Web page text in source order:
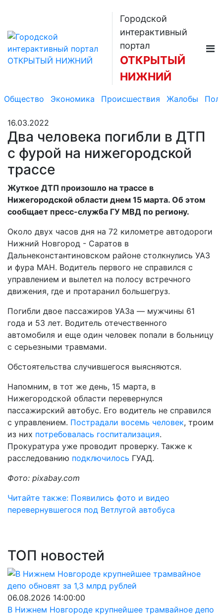
Городской
интерактивный
портал
ОТКРЫТЫЙ
НИЖНИЙ
Общество Экономика Происшествия Жалобы
16.03.2022
Два человека погибли в ДТП
с фурой на нижегородской
трассе
Жуткое ДТП произошло на трассе в
Нижегородской области днем 15 марта. Об этом
сообщает пресс-служба ГУ МВД по региону.
Около двух часов дня на 72 километре автодороги
Нижний Новгород - Саратов в
Дальнеконстантиновском районе столкнулись УАЗ
и фура МАН. Водитель первого не справился с
управлением и вылетел на полосу встречного
движения, где и протаранил большегруз.
Погибли двое пассажиров УАЗа — мужчины 61
года и 53 лет. Водитель отечественного
автомобиля и еще один человек попали в больницу
с серьезными травмами.
Обстоятельства случившегося выясняются.
Напомним, в тот же день, 15 марта, в
Нижегородской области перевернулся
пассажирский автобус. Его водитель не справился
с управлением. Пострадали восемь человек, троим
из них потребовалась госпитализация.
Прокуратура уже проводит проверку. Также к
расследованию подключилось ГУАД.
Фото: pixabay.com
Читайте также: Появились фото и видео
перевернувшегося под Ветлугой автобуса
ТОП новостей
06.08.2026 14:00:00
В Нижнем Новгороде крупнейшее трамвайное депо